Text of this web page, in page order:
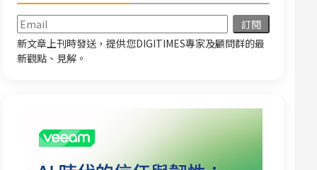
新文章上刊時發送，提供您DIGITIMES專家及顧問群的最
新觀點、見解。